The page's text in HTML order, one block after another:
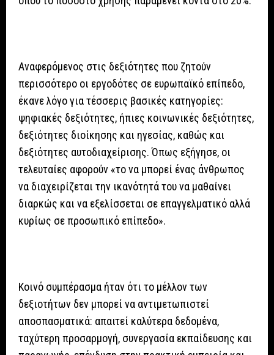
Αναφερόμενος στις δεξιότητες που ζητούν
περισσότερο οι εργοδότες σε ευρωπαϊκό επίπεδο,
έκανε λόγο για τέσσερις βασικές κατηγορίες:
ψηφιακές δεξιότητες, ήπιες κοινωνικές δεξιότητες,
δεξιότητες διοίκησης και ηγεσίας, καθώς και
δεξιότητες αυτοδιαχείρισης. Όπως εξήγησε, οι
τελευταίες αφορούν «το να μπορεί ένας άνθρωπος
να διαχειρίζεται την ικανότητά του να μαθαίνει
διαρκώς και να εξελίσσεται σε επαγγελματικό αλλά
κυρίως σε προσωπικό επίπεδο».
Κοινό συμπέρασμα ήταν ότι το μέλλον των
δεξιοτήτων δεν μπορεί να αντιμετωπιστεί
αποσπασματικά: απαιτεί καλύτερα δεδομένα,
ταχύτερη προσαρμογή, συνεργασία εκπαίδευσης και